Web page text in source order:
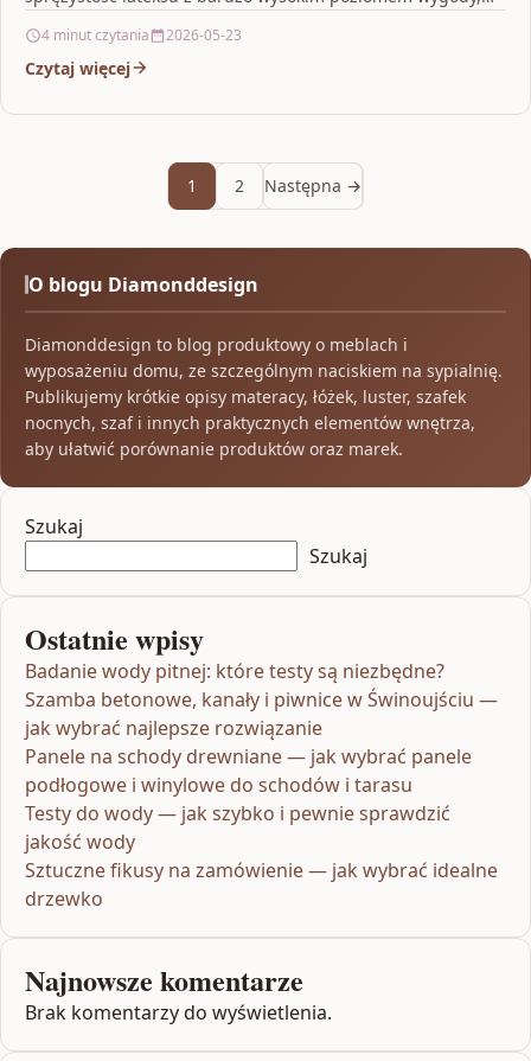
4 minut czytania 2026-05-23
Czytaj więcej
1 2 Następna →
O blogu Diamonddesign
Diamonddesign to blog produktowy o meblach i
wyposażeniu domu, ze szczególnym naciskiem na sypialnię.
Publikujemy krótkie opisy materacy, łóżek, luster, szafek
nocnych, szaf i innych praktycznych elementów wnętrza,
aby ułatwić porównanie produktów oraz marek.
Szukaj
Szukaj
Ostatnie wpisy
Badanie wody pitnej: które testy są niezbędne?
Szamba betonowe, kanały i piwnice w Świnoujściu —
jak wybrać najlepsze rozwiązanie
Panele na schody drewniane — jak wybrać panele
podłogowe i winylowe do schodów i tarasu
Testy do wody — jak szybko i pewnie sprawdzić
jakość wody
Sztuczne fikusy na zamówienie — jak wybrać idealne
drzewko
Najnowsze komentarze
Brak komentarzy do wyświetlenia.